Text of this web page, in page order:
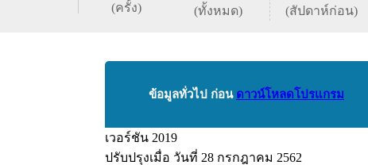
(ครั้ง) (ทั้งหมด) (สัปดาห์ก่อน)
ข้อมูลทั่วไป ก่อน ดาวน์โหลดโปรแกรม
เวอร์ชัน 2019
ปรับปรุงเมื่อ วันที่ 28 กรกฎาคม 2562